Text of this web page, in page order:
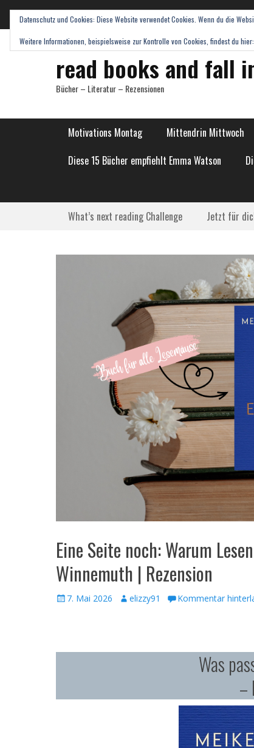
read books and fall
Bücher – Literatur – Rezensionen
Hauptmenü
Weiter
Inhalt
Motivations Montag Mittendrin Mittwoch
Diese 15 Bücher empfiehlt Emma Watson
Submenü
Weiter
What’s next reading Challenge Jetzt für
Eine Seite noch: Warum
Winnemuth | Rezension
Veröffentlicht
7. Mai 2026 Autorelizzy91 Kommentar
Was
–
Datenschutz und Cookies: Diese Website verwendet Cookies. Wenn du die
Weitere Informationen, beispielsweise zur Kontrolle von Cookies, findest du hier: